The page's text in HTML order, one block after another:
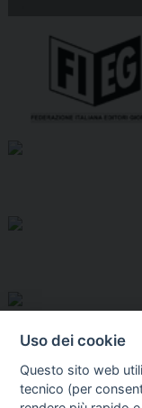
Uso dei cookie
Questo sito web
tecnico (per